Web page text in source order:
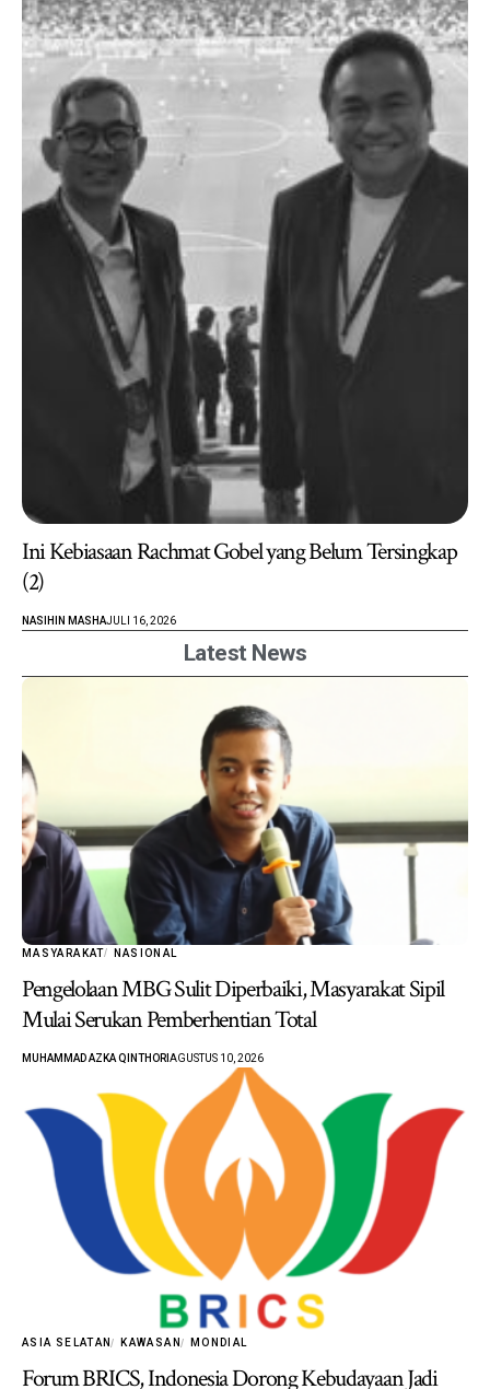
Ini Kebiasaan Rachmat Gobel yang Belum Tersingkap
(2)
NASIHIN MASHAJULI 16, 2026
Latest News
MASYARAKAT NASIONAL
Pengelolaan MBG Sulit Diperbaiki, Masyarakat Sipil
Mulai Serukan Pemberhentian Total
MUHAMMAD AZKA QINTHORI AGUSTUS 10, 2026
ASIA SELATAN KAWASAN MONDIAL
Forum BRICS, Indonesia Dorong Kebudayaan Jadi